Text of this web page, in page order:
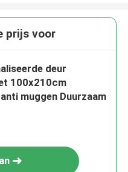
prijs voor
deur
100x210cm
muggen Duurzaam